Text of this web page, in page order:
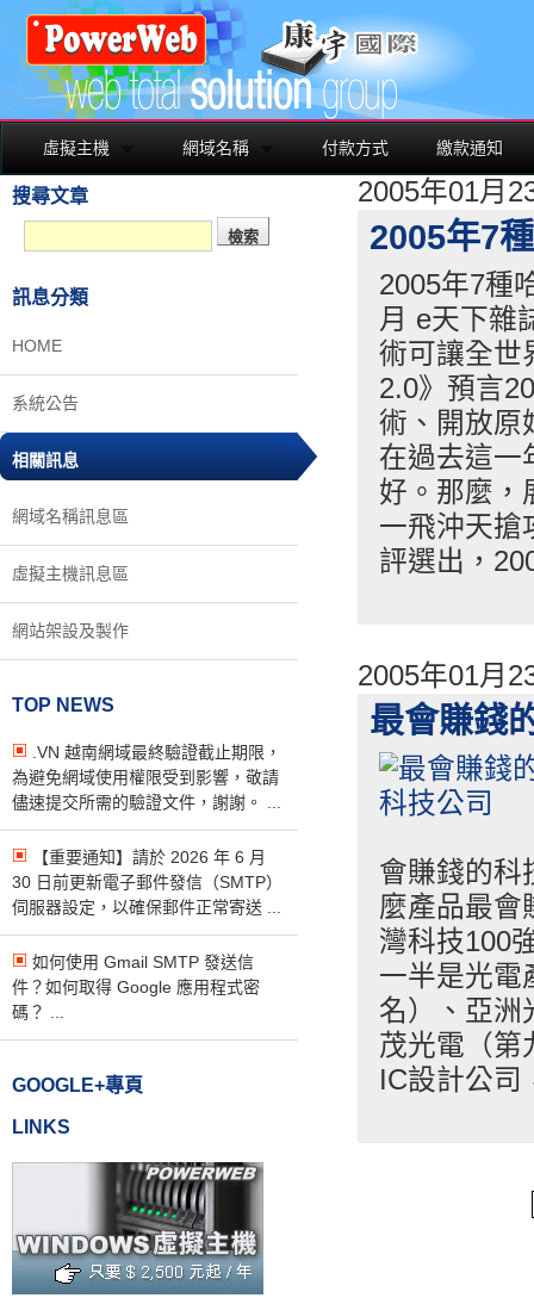
虛擬主機 網域名稱 付款方式 繳款通知
搜尋文章
訊息分類
HOME
系統公告
相關訊息
網域名稱訊息區
虛擬主機訊息區
網站架設及製作
TOP NEWS
.VN 越南網域最終驗證截止期限，
為避免網域使用權限受到影響，敬請
儘速提交所需的驗證文件，謝謝。 ...
【重要通知】請於 2026 年 6 月
30 日前更新電子郵件發信（SMTP）
伺服器設定，以確保郵件正常寄送 ...
如何使用 Gmail SMTP 發送信
件？如何取得 Google 應用程式密
碼？ ...
GOOGLE+專頁
LINKS
2005年01月
2005年7
2005年7種
月 e天下雜
術可讓全世
2.0》預言
術、開放
在過去這一
好。那麼，
一飛沖天搶
評選出，
2005年01月
最會賺錢
會賺錢的科
麼產品最會
灣科技100
一半是光電
名）、亞洲
茂光電（第
IC設計公司